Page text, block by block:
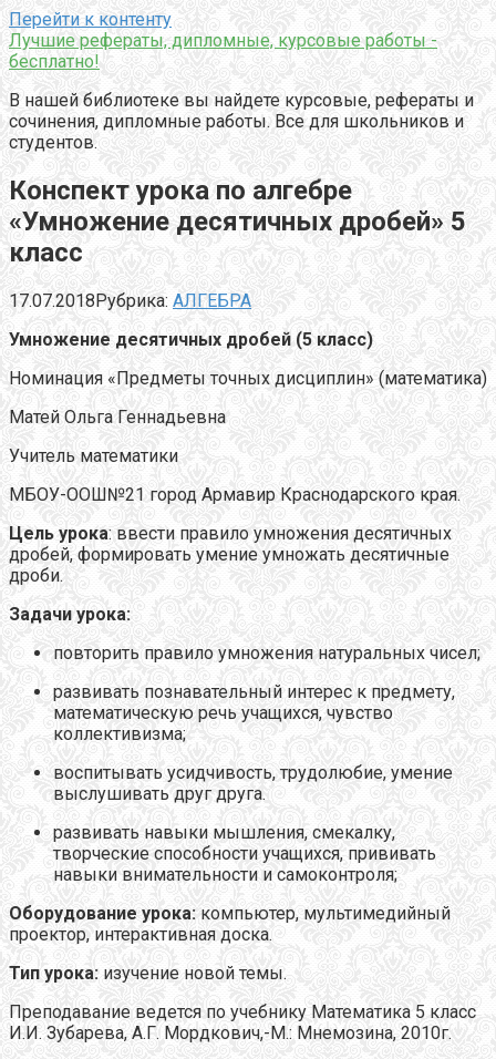
Перейти к контенту
Лучшие рефераты, дипломные, курсовые работы -
бесплатно!
В нашей библиотеке вы найдете курсовые, рефераты и
сочинения, дипломные работы. Все для школьников и
студентов.
Конспект урока по алгебре
«Умножение десятичных дробей» 5
класс
17.07.2018Рубрика: АЛГЕБРА
Умножение десятичных дробей (5 класс)
Номинация «Предметы точных дисциплин» (математика)
Матей Ольга Геннадьевна
Учитель математики
МБОУ-ООШ№21 город Армавир Краснодарского края.
Цель урока: ввести правило умножения десятичных
дробей, формировать умение умножать десятичные
дроби.
Задачи урока:
повторить правило умножения натуральных чисел;
развивать познавательный интерес к предмету,
математическую речь учащихся, чувство
коллективизма;
воспитывать усидчивость, трудолюбие, умение
выслушивать друг друга.
развивать навыки мышления, смекалку,
творческие способности учащихся, прививать
навыки внимательности и самоконтроля;
Оборудование урока: компьютер, мультимедийный
проектор, интерактивная доска.
Тип урока: изучение новой темы.
Преподавание ведется по учебнику Математика 5 класс
И.И. Зубарева, А.Г. Мордкович,-М.: Мнемозина, 2010г.